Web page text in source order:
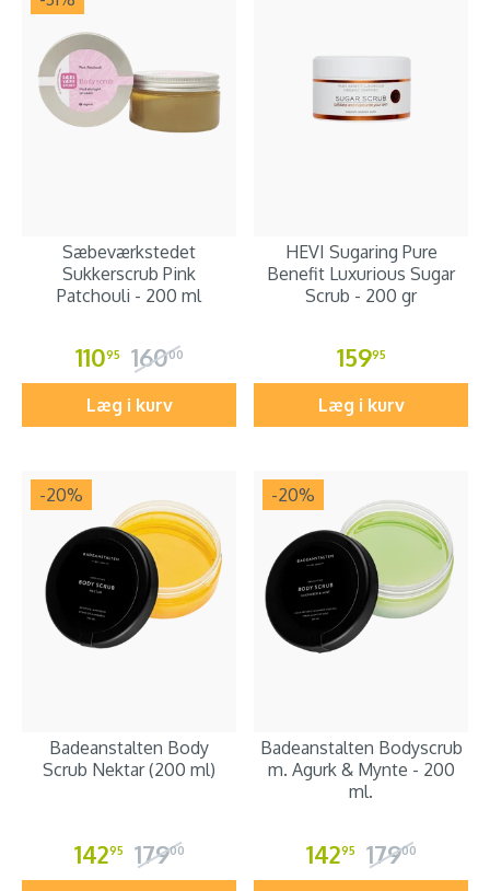
Sæbeværkstedet
Sukkerscrub Pink
Patchouli - 200 ml
11095 16000
Læg i kurv
HEVI Sugaring Pure
Benefit Luxurious Sugar
Scrub - 200 gr
15995
Læg i kurv
-20%
Badeanstalten Body
Scrub Nektar (200 ml)
14295 17900
-20%
Badeanstalten Bodyscrub
m. Agurk & Mynte - 200
ml.
14295 17900